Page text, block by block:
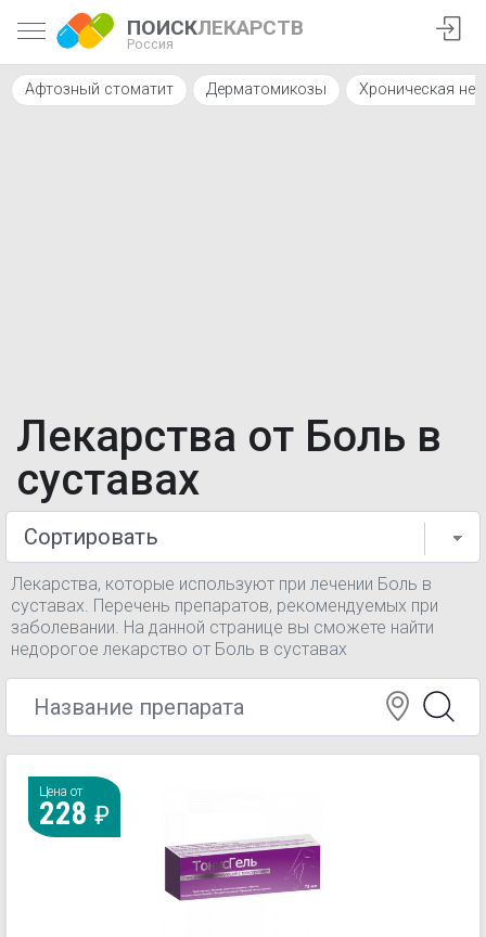
ПОИСКЛЕКАРСТВ
Россия
Афтозный стоматит Дерматомикозы Хроническая
Лекарства от Боль в
суставах
Лекарства, которые используют при лечении Боль в
суставах. Перечень препаратов, рекомендуемых при
заболевании. На данной странице вы сможете найти
недорогое лекарство от Боль в суставах
Цена от
228